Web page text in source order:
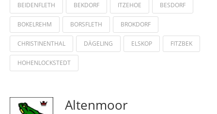
BEIDENFLETH BEKDORF ITZEHOE BESDORF
BOKELREHM BORSFLETH BROKDORF
CHRISTINENTHAL DÄGELING ELSKOP FITZBEK
HOHENLOCKSTEDT
Altenmoor